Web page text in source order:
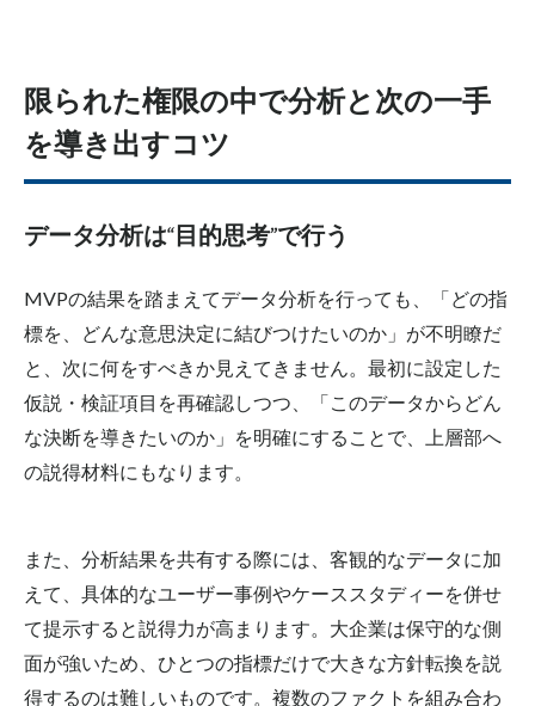
限られた権限の中で分析と次の一手
を導き出すコツ
データ分析は“目的思考”で行う
MVPの結果を踏まえてデータ分析を行っても、「どの指
標を、どんな意思決定に結びつけたいのか」が不明瞭だ
と、次に何をすべきか見えてきません。最初に設定した
仮説・検証項目を再確認しつつ、「このデータからどん
な決断を導きたいのか」を明確にすることで、上層部へ
の説得材料にもなります。
また、分析結果を共有する際には、客観的なデータに加
えて、具体的なユーザー事例やケーススタディーを併せ
て提示すると説得力が高まります。大企業は保守的な側
面が強いため、ひとつの指標だけで大きな方針転換を説
得するのは難しいものです。複数のファクトを組み合わ